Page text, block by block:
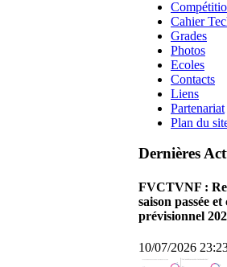
Cahier
Grades
Photos
Ecoles
Contacts
Liens
Partenariat
Plan du
Dernières
FVCTVNF :
saison passée
prévisionnel
10/07/2026